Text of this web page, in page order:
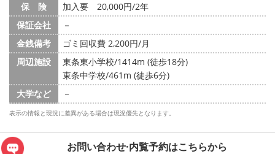
保 険
加入要 20,000円/2年
保証会社
－
金銭備考
ゴミ回収費 2,200円/月
周辺施設
東条東小学校/1414m (徒歩18分)
東条中学校/461m (徒歩6分)
大学など
－
表示の情報と現況に差異がある場合は現況優先となります。
お問い合わせ·内覧予約はこちらから